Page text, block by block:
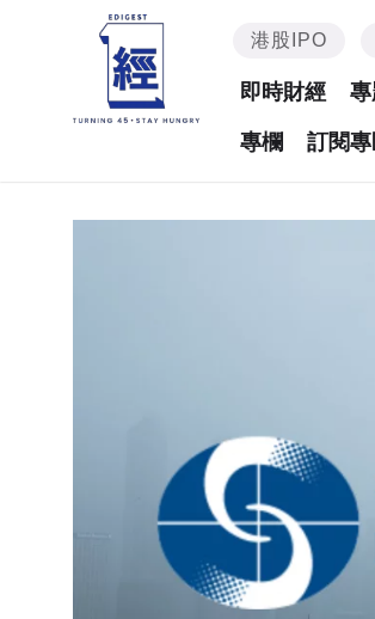
港股IPO
即時財經
專欄 訂閱